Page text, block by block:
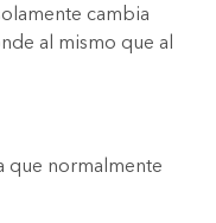
cambia
al mismo que al
que normalmente